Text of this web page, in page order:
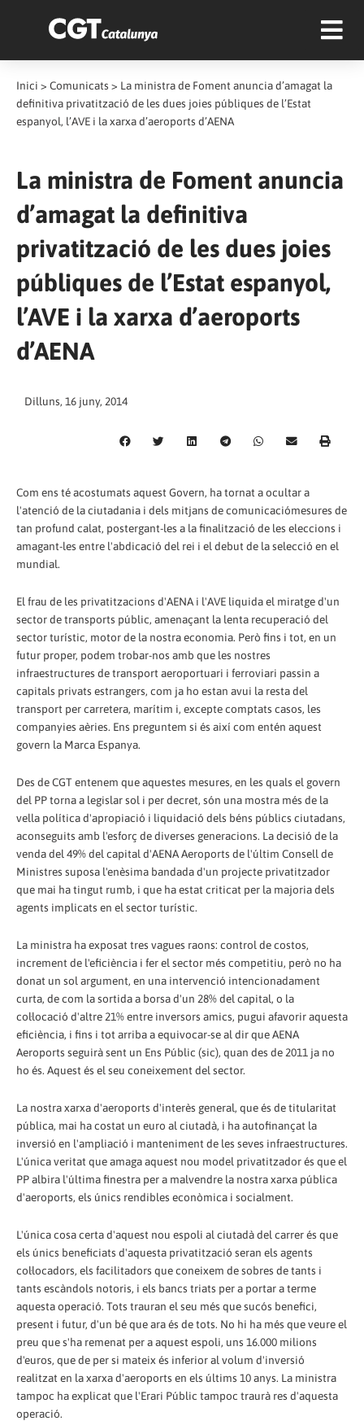
Inici > Comunicats > La ministra de Foment anuncia d’amagat la
definitiva privatització de les dues joies públiques de l’Estat
espanyol, l’AVE i la xarxa d’aeroports d’AENA
La ministra de Foment anuncia
d’amagat la definitiva
privatització de les dues joies
públiques de l’Estat espanyol,
l’AVE i la xarxa d’aeroports
d’AENA
Dilluns, 16 juny, 2014
Com ens té acostumats aquest Govern, ha tornat a ocultar a
l'atenció de la ciutadania i dels mitjans de comunicaciómesures de
tan profund calat, postergant-les a la finalització de les eleccions i
amagant-les entre l'abdicació del rei i el debut de la selecció en el
mundial.
El frau de les privatitzacions d'AENA i l'AVE liquida el miratge d'un
sector de transports públic, amenaçant la lenta recuperació del
sector turístic, motor de la nostra economia. Però fins i tot, en un
futur proper, podem trobar-nos amb que les nostres
infraestructures de transport aeroportuari i ferroviari passin a
capitals privats estrangers, com ja ho estan avui la resta del
transport per carretera, marítim i, excepte comptats casos, les
companyies aèries. Ens preguntem si és així com entén aquest
govern la Marca Espanya.
Des de CGT entenem que aquestes mesures, en les quals el govern
del PP torna a legislar sol i per decret, són una mostra més de la
vella política d'apropiació i liquidació dels béns públics ciutadans,
aconseguits amb l'esforç de diverses generacions. La decisió de la
venda del 49% del capital d'AENA Aeroports de l'últim Consell de
Ministres suposa l'enèsima bandada d'un projecte privatitzador
que mai ha tingut rumb, i que ha estat criticat per la majoria dels
agents implicats en el sector turístic.
La ministra ha exposat tres vagues raons: control de costos,
increment de l'eficiència i fer el sector més competitiu, però no ha
donat un sol argument, en una intervenció intencionadament
curta, de com la sortida a borsa d'un 28% del capital, o la
col·locació d'altre 21% entre inversors amics, pugui afavorir aquesta
eficiència, i fins i tot arriba a equivocar-se al dir que AENA
Aeroports seguirà sent un Ens Públic (sic), quan des de 2011 ja no
ho és. Aquest és el seu coneixement del sector.
La nostra xarxa d'aeroports d'interès general, que és de titularitat
pública, mai ha costat un euro al ciutadà, i ha autofinançat la
inversió en l'ampliació i manteniment de les seves infraestructures.
L'única veritat que amaga aquest nou model privatitzador és que el
PP albira l'última finestra per a malvendre la nostra xarxa pública
d'aeroports, els únics rendibles econòmica i socialment.
L'única cosa certa d'aquest nou espoli al ciutadà del carrer és que
els únics beneficiats d'aquesta privatització seran els agents
col·locadors, els facilitadors que coneixem de sobres de tants i
tants escàndols notoris, i els bancs triats per a portar a terme
aquesta operació. Tots trauran el seu més que sucós benefici,
present i futur, d'un bé que ara és de tots. No hi ha més que veure el
preu que s'ha remenat per a aquest espoli, uns 16.000 milions
d'euros, que de per si mateix és inferior al volum d'inversió
realitzat en la xarxa d'aeroports en els últims 10 anys. La ministra
tampoc ha explicat que l'Erari Públic tampoc traurà res d'aquesta
operació.